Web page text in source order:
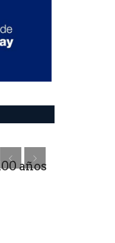
años